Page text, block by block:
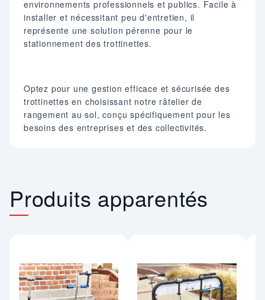
environnements professionnels et publics. Facile à
installer et nécessitant peu d'entretien, il
représente une solution pérenne pour le
stationnement des trottinettes.​
Optez pour une gestion efficace et sécurisée des
trottinettes en choisissant notre râtelier de
rangement au sol, conçu spécifiquement pour les
besoins des entreprises et des collectivités.
Produits apparentés